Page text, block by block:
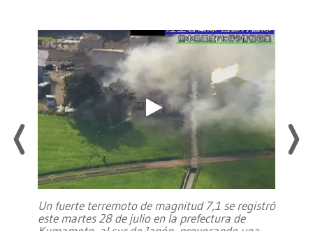
Un fuerte terremoto de magnitud 7,1 se registró
este martes 28 de julio en la prefectura de